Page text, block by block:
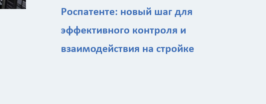
Роспатенте: новый шаг для
эффективного контроля и
взаимодействия на стройке